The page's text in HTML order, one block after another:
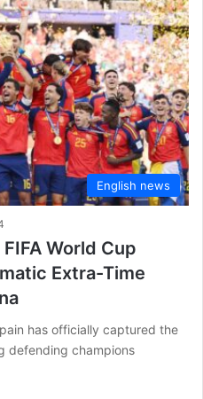
English news
World Cup
Extra-Time
has officially captured the
defending champions